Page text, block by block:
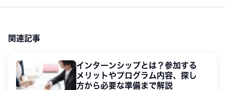
関連記事
インターンシップとは？参加する
メリットやプログラム内容、探し
方から必要な準備まで解説